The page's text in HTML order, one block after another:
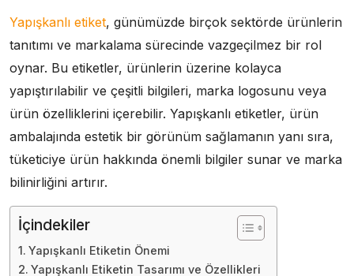
Yapışkanlı etiket, günümüzde birçok sektörde ürünlerin
tanıtımı ve markalama sürecinde vazgeçilmez bir rol
oynar. Bu etiketler, ürünlerin üzerine kolayca
yapıştırılabilir ve çeşitli bilgileri, marka logosunu veya
ürün özelliklerini içerebilir. Yapışkanlı etiketler, ürün
ambalajında estetik bir görünüm sağlamanın yanı sıra,
tüketiciye ürün hakkında önemli bilgiler sunar ve marka
bilinirliğini artırır.
İçindekiler
Yapışkanlı Etiketin Önemi
Yapışkanlı Etiketin Tasarımı ve Özellikleri